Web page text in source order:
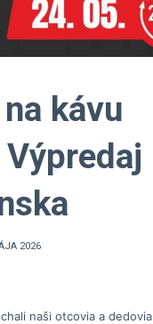
kávu
2026
naši otcovia a dedovia